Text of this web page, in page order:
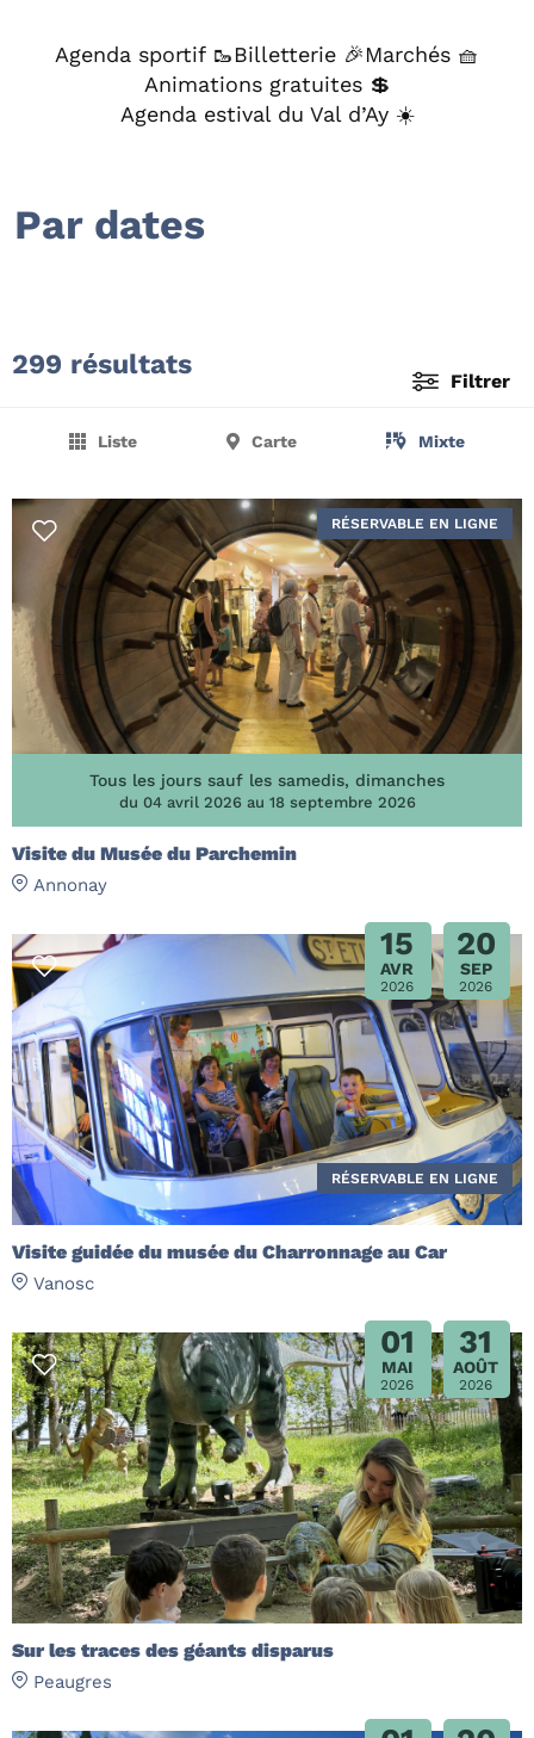
Agenda sportif 🥾Billetterie 🎉Marchés 🧺
Animations gratuites 💲
Agenda estival du Val d’Ay ☀️
Par dates
299 résultats
Filtrer
Liste Carte Mixte
Tous les jours sauf les samedis, dimanches
du 04 avril 2026 au 18 septembre 2026
Visite du Musée du Parchemin
Annonay
RÉSERVABLE EN LIGNE
15
AVR
2026
20
SEP
2026
Visite guidée du musée du Charronnage au Car
Vanosc
RÉSERVABLE EN LIGNE
01
MAI
2026
31
AOÛT
2026
Sur les traces des géants disparus
Peaugres